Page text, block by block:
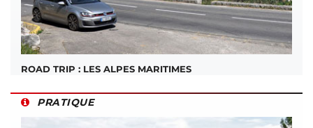
ROAD TRIP : LES ALPES MARITIMES
PRATIQUE